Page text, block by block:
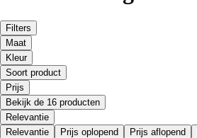
Filters
Maat
Kleur
Soort product
Prijs
Bekijk de 16 producten
Relevantie
Relevantie
Prijs oplopend Prijs aflopend